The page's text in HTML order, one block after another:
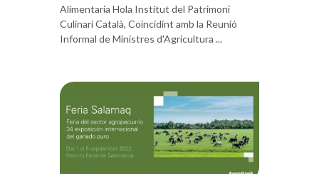
Alimentaria Hola Institut del Patrimoni
Culinari Català, Coincidint amb la Reunió
Informal de Ministres d'Agricultura ...